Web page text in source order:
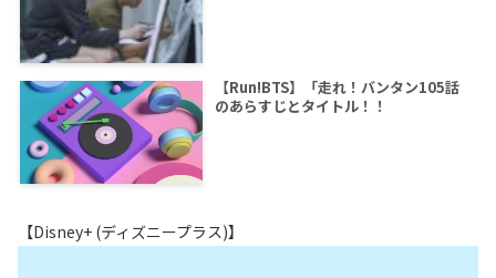
【Run!BTS】「走れ！バンタン105話
のあらすじとタイトル！！
【Disney+ (ディズニープラス)】